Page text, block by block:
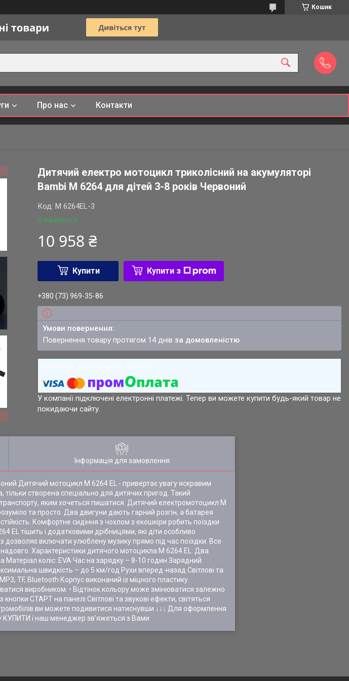
Кошик
Про нас Контакти
Дитячий електро мотоцикл триколісний на акумуляторі
Bambi M 6264 для дітей 3-8 років Червоний
В наявності
Код:M 6264EL-3
10 958 ₴
Купити Купити з
+380 (73) 969-35-86
повернення товару протягом 14 днівза домовленістю
У компанії підключені електронні платежі. Тепер ви можете купити будь-який товар не
покидаючи сайту.
Інформація для замовлення
Дитячий мотоцикл M 6264 EL - привертає увагу яскравим
створена спеціально для дитячих пригод. Такий
яким хочеться пишатися. Дитячий електромотоцикл M
та просто. Два двигуни дають гарний розгін, а батарея
Комфортне сидіння з чохлом з екошкіри робить поїздки
EL тішить і додатковими дрібницями, які діти особливо
включати улюблену музику прямо під час поїздки. Все
Характеристики дитячого мотоцикла M 6264 EL: Два
Матеріал коліс: EVA Час на зарядку – 8-10 годин Зарядний
швидкість – до 5 км/год Рухи вперед-назад Світлові та
TF, Bluetooth Корпус виконаний із міцного пластику.
виробником. • Відтінок кольору може змінюватися залежно
СТАРТ на панелі Світлові та звукові ефекти, світяться
ви можете подивитися натиснувши ↓↓↓ Для оформлення
КУПИТИ і наш менеджер зв'яжеться з Вами